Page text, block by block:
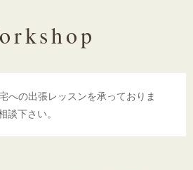
への出張レッスンを承っておりま
談下さい。